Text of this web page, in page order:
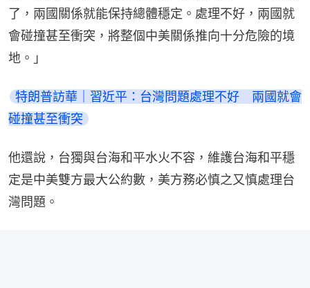
了，兩國關係就能保持總體穩定。處理不好，兩國就
會碰撞甚至衝突，將整個中美關係推向十分危險的境
地。」
特朗普訪華｜習近平：台灣問題處理不好　兩國就會
碰撞甚至衝突
他還說，台獨與台海和平水火不容，維護台海和平穩
定是中美雙方最大公約數，美方務必慎之又慎處理台
灣問題。